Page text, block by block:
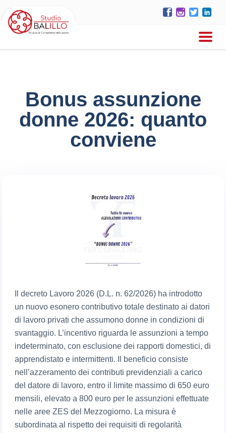
Bonus assunzione
donne 2026: quanto
conviene
Il decreto Lavoro 2026 (D.L. n. 62/2026) ha introdotto
un nuovo esonero contributivo totale destinato ai datori
di lavoro privati che assumono donne in condizioni di
svantaggio. L’incentivo riguarda le assunzioni a tempo
indeterminato, con esclusione dei rapporti domestici, di
apprendistato e intermittenti. Il beneficio consiste
nell’azzeramento dei contributi previdenziali a carico
del datore di lavoro, entro il limite massimo di 650 euro
mensili, elevato a 800 euro per le assunzioni effettuate
nelle aree ZES del Mezzogiorno. La misura è
subordinata al rispetto dei requisiti di regolarità